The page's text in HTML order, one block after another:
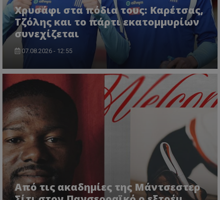
Χρυσάφι στα πόδια τους: Καρέτσας,
Τζόλης και το πάρτι εκατομμυρίων
συνεχίζεται
07.08.2026 - 12:55
Από τις ακαδημίες της Μάντσεστερ